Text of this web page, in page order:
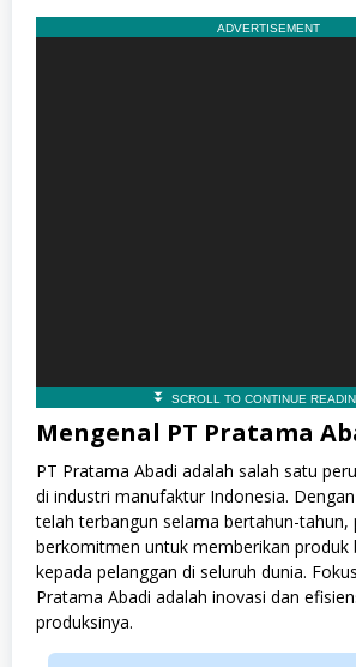
Mengenal PT Pratama
PT Pratama Abadi adalah salah satu
di industri manufaktur Indonesia.
telah terbangun selama bertahun-tahun,
berkomitmen untuk memberikan produk
kepada pelanggan di seluruh dunia.
Pratama Abadi adalah inovasi dan
produksinya.